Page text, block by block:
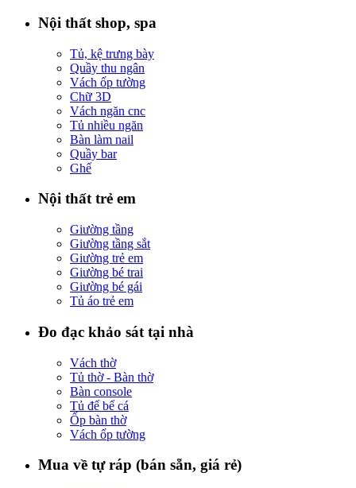
Nội thất shop, spa
Tủ, kệ trưng bày
Quầy thu ngân
Vách ốp tường
Chữ 3D
Vách ngăn cnc
Tủ nhiều ngăn
Bàn làm nail
Quầy bar
Ghế
Nội thất trẻ em
Giường tầng
Giường tầng sắt
Giường trẻ em
Giường bé trai
Giường bé gái
Tủ áo trẻ em
Đo đạc khảo sát tại nhà
Vách thờ
Tủ thờ - Bàn thờ
Bàn console
Tủ để bể cá
Ốp bàn thờ
Vách ốp tường
Mua về tự ráp (bán sẵn, giá rẻ)